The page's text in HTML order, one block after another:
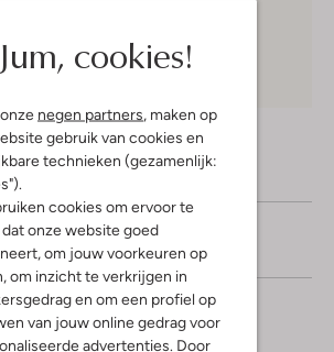
Jum, cookies!
negen partners , maken op
gebruik van cookies en
technieken (gezamenlijk:
cookies om ervoor te
onze website goed
om jouw voorkeuren op
om inzicht te verkrijgen in
en om een profiel op
van jouw online gedrag voor
advertenties. Door
met Klarna